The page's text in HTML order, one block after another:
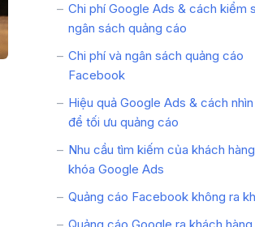
Chi phí Google Ads & cách kiểm
ngân sách quảng cáo
Chi phí và ngân sách quảng cáo
Facebook
Hiệu quả Google Ads & cách
để tối ưu quảng cáo
Nhu cầu tìm kiếm của khách
khóa Google Ads
Quảng cáo Facebook không ra